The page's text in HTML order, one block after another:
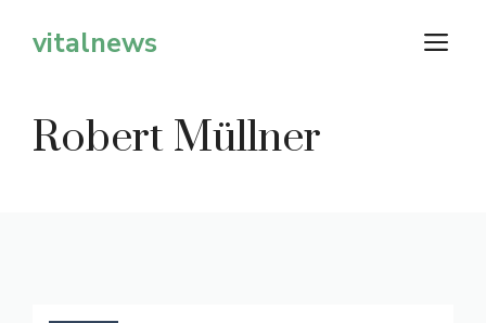
Inhaltvitalnews
Robert Müllner